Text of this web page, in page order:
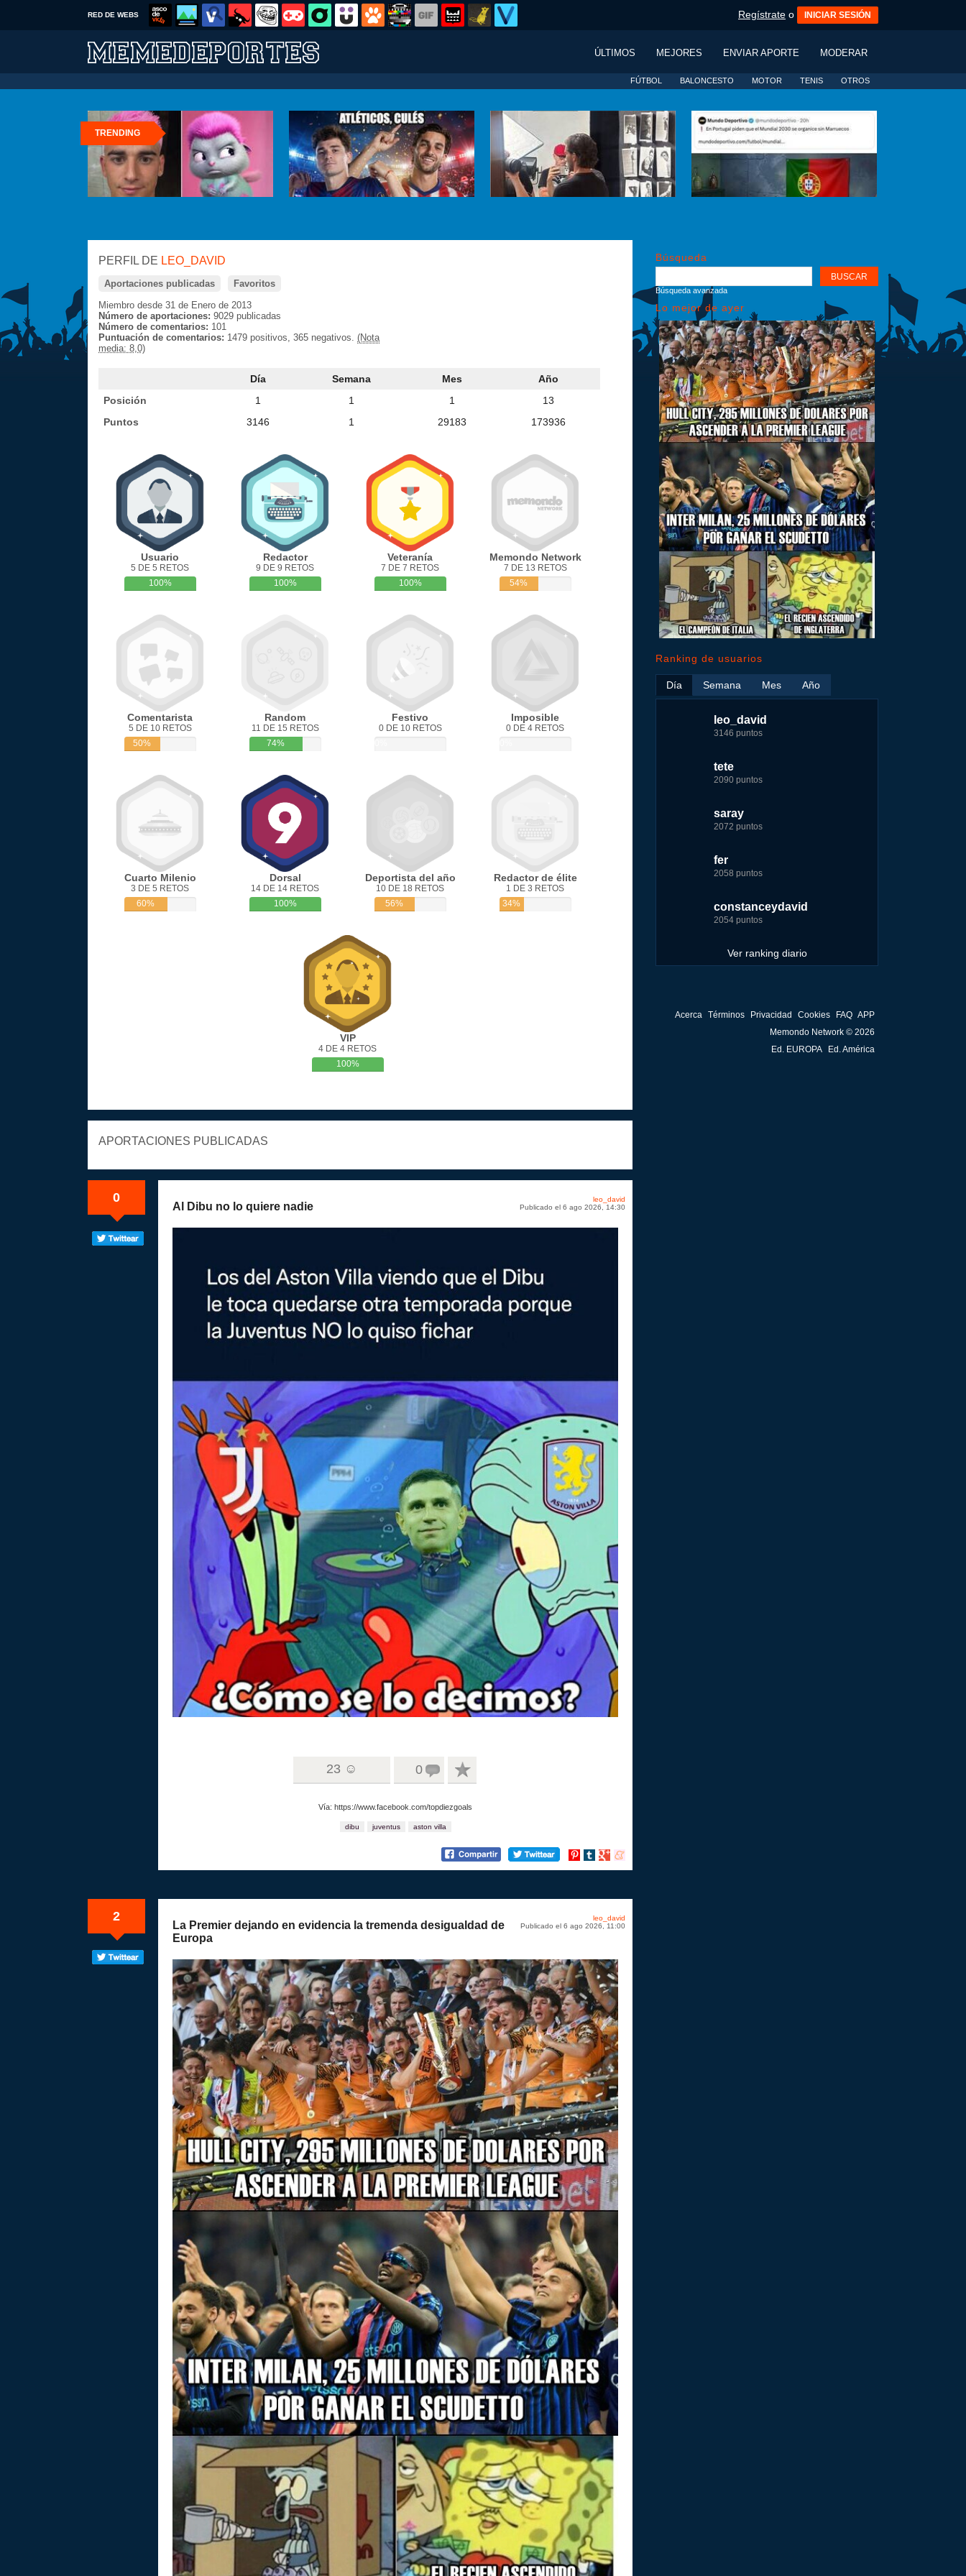
RED DE WEBS Regístrate o INICIAR SESIÓN
ÚLTIMOS MEJORES ENVIAR APORTE MODERAR
FÚTBOL BALONCESTO MOTOR TENIS OTROS
TRENDING
PERFIL DE LEO_DAVID
Aportaciones publicadas
Favoritos
Miembro desde 31 de Enero de 2013
Número de aportaciones: 9029 publicadas
Número de comentarios: 101
Puntuación de comentarios: 1479 positivos, 365 negativos. (Nota
media: 8,0)
Día Semana Mes
Año
Posición
1 1 1
13
Puntos
3146 1 29183 173936
Usuario
5 DE 5 RETOS
100%
Redactor
9 DE 9 RETOS
100%
Veteranía
7 DE 7 RETOS
100%
Memondo Network
7 DE 13 RETOS
54%
Comentarista
5 DE 10 RETOS
50%
Random
11 DE 15 RETOS
74%
Festivo
0 DE 10 RETOS
Imposible
0 DE 4 RETOS
Cuarto Milenio
3 DE 5 RETOS
60%
Dorsal
14 DE 14 RETOS
100%
Deportista del año
10 DE 18 RETOS
56%
Redactor de élite
1 DE 3 RETOS
34%
VIP
4 DE 4 RETOS
100%
APORTACIONES PUBLICADAS
0
leo_david
Publicado el 6 ago 2026, 14:30
Al Dibu no lo quiere nadie
23 ☺ 0
Vía: https://www.facebook.com/topdiezgoals
dibu juventus aston villa
Compartir
Compartir
Compartir
Compartir
2
leo_david
Publicado el 6 ago 2026, 11:00
La Premier dejando en evidencia la tremenda desigualdad de
Europa
Búsqueda
Búsqueda avanzada
Lo mejor de ayer
Ranking de usuarios
Día
leo_david
3146 puntos
tete
2090 puntos
saray
2072 puntos
fer
2058 puntos
constanceydavid
2054 puntos
Ver ranking diario
Semana
leo_david
17724 puntos
fer
7229 puntos
tete
4174 puntos
123dale
4157 puntos
saray
3131 puntos
Mes
leo_david
29183 puntos
jeremy_malpieu
15444 puntos
fer
8283 puntos
123dale
7255 puntos
tete
6242 puntos
Año
nomedigas
339916 puntos
jeremy_malpieu
263186 puntos
Baba
252929 puntos
john
244881 puntos
fer
236750 puntos
Acerca Términos Privacidad Cookies FAQ APP
Memondo Network © 2026
Ed. EUROPA
Ed. América